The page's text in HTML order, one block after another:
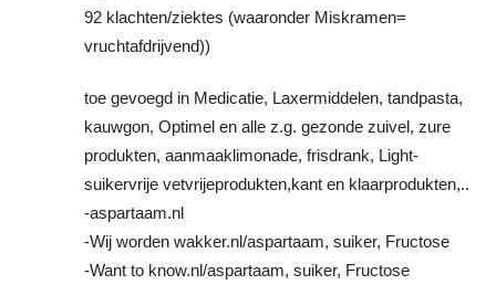
92 klachten/ziektes (waaronder Miskramen=
vruchtafdrijvend))
toe gevoegd in Medicatie, Laxermiddelen, tandpasta,
kauwgon, Optimel en alle z.g. gezonde zuivel, zure
produkten, aanmaaklimonade, frisdrank, Light-
suikervrije vetvrijeprodukten,kant en klaarprodukten,..
-aspartaam.nl
-Wij worden wakker.nl/aspartaam, suiker, Fructose
-Want to know.nl/aspartaam, suiker, Fructose